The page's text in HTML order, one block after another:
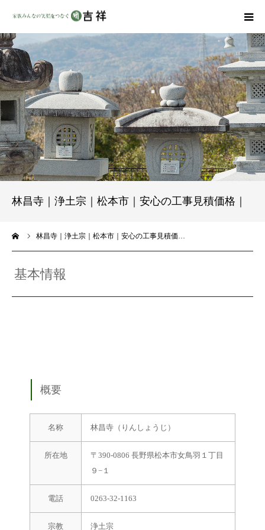
林昌寺｜浄土宗｜松本市｜安心の工事見積価格｜
林昌寺｜浄土宗｜松本市｜安心の工事見積価…
基本情報
概要
名称 林昌寺（りんしょうじ）
所在地
〒390-0806 長野県松本市女鳥羽１丁目
９−１
電話 0263-32-1163
宗教 浄土宗
戒名彫りについて
商品ラインナップ
墓地・霊園を探す
吉祥の特徴